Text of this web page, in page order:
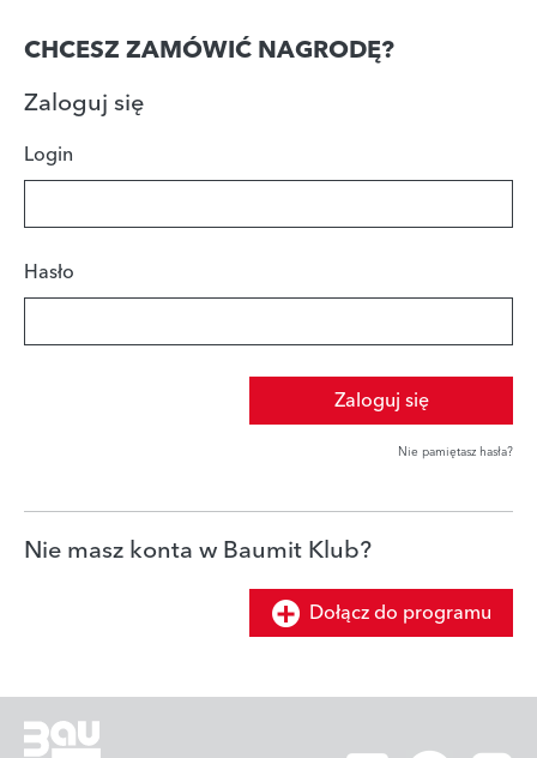
CHCESZ ZAMÓWIĆ NAGRODĘ?
Zaloguj się
Login
Hasło
Zaloguj się
Nie pamiętasz hasła?
Nie masz konta w Baumit Klub?
Dołącz do programu